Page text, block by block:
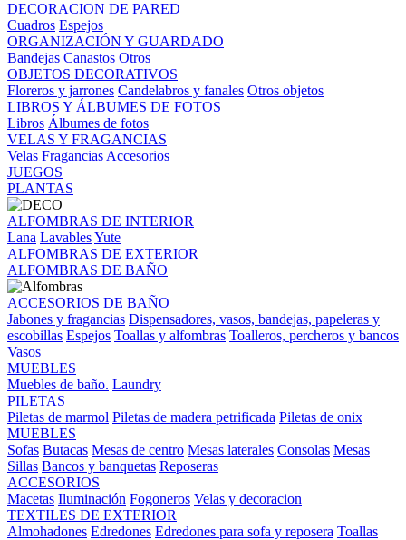
DECORACION DE PARED
Cuadros Espejos
ORGANIZACIÓN Y GUARDADO
Bandejas Canastos Otros
OBJETOS DECORATIVOS
Floreros y jarrones Candelabros y fanales Otros objetos
LIBROS Y ÁLBUMES DE FOTOS
Libros Álbumes de fotos
VELAS Y FRAGANCIAS
Velas Fragancias Accesorios
JUEGOS
PLANTAS
ALFOMBRAS DE INTERIOR
Lana LavablesYute
ALFOMBRAS DE EXTERIOR
ALFOMBRAS DE BAÑO
ACCESORIOS DE BAÑO
Jabones y fragancias Dispensadores, vasos, bandejas, papeleras y
escobillas Espejos Toallas y alfombras Toalleros, percheros y bancos
Vasos
MUEBLES
Muebles de baño. Laundry
PILETAS
Piletas de marmol Piletas de madera petrificada Piletas de onix
MUEBLES
Sofas Butacas Mesas de centro Mesas laterales Consolas Mesas
Sillas Bancos y banquetas Reposeras
ACCESORIOS
Macetas Iluminación Fogoneros Velas y decoracion
TEXTILES DE EXTERIOR
Almohadones Edredones Edredones para sofa y reposera Toallas